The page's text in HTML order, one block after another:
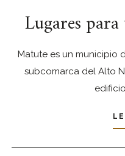
Lugares
Matute es un municipio
subcomarca del Alto